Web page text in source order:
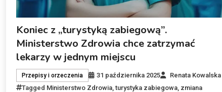
Koniec z „turystyką zabiegową”.
Ministerstwo Zdrowia chce zatrzymać
lekarzy w jednym miejscu
Przepisy i orzeczenia 31 października 2025
Renata Kowalska
Tagged Ministerstwo Zdrowia ,turystyka zabiegowa zmiana